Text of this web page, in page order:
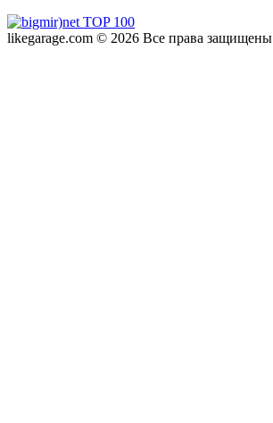
likegarage.com © 2026 Все права защищены